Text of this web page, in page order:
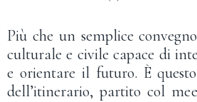
Più che un semplice
culturale e civile capace di
e orientare il futuro. È
dell’itinerario, partito col